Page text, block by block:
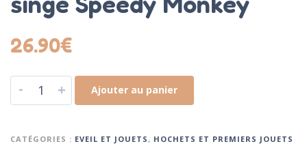
26.90€
- + Ajouter au panier
CATÉGORIES : EVEIL ET JOUETS, HOCHETS ET PREMIERS JOUETS